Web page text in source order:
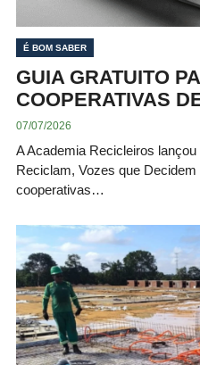
É BOM SABER
GUIA GRATUITO
COOPERATIVAS
07/07/2026
A Academia Recicleiros
Reciclam, Vozes que
cooperativas…